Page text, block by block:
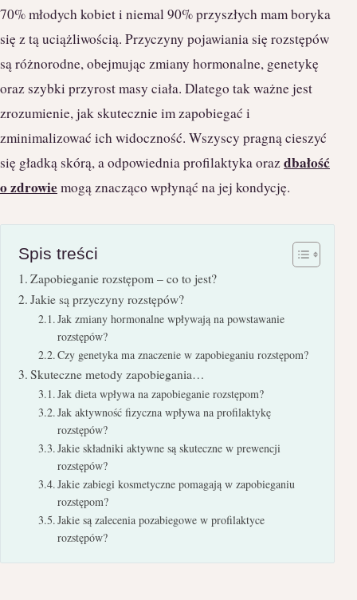
70% młodych kobiet i niemal 90% przyszłych mam boryka
się z tą uciążliwością. Przyczyny pojawiania się rozstępów
są różnorodne, obejmując zmiany hormonalne, genetykę
oraz szybki przyrost masy ciała. Dlatego tak ważne jest
zrozumienie, jak skutecznie im zapobiegać i
zminimalizować ich widoczność. Wszyscy pragną cieszyć
się gładką skórą, a odpowiednia profilaktyka orazdbałość
o zdrowiemogą znacząco wpłynąć na jej kondycję.
Spis treści
Zapobieganie rozstępom – co to jest?
Jakie są przyczyny rozstępów?
Jak zmiany hormonalne wpływają na powstawanie
rozstępów?
Czy genetyka ma znaczenie w zapobieganiu rozstępom?
Skuteczne metody zapobiegania…
Jak dieta wpływa na zapobieganie rozstępom?
Jak aktywność fizyczna wpływa na profilaktykę
rozstępów?
Jakie składniki aktywne są skuteczne w prewencji
rozstępów?
Jakie zabiegi kosmetyczne pomagają w zapobieganiu
rozstępom?
Jakie są zalecenia pozabiegowe w profilaktyce
rozstępów?